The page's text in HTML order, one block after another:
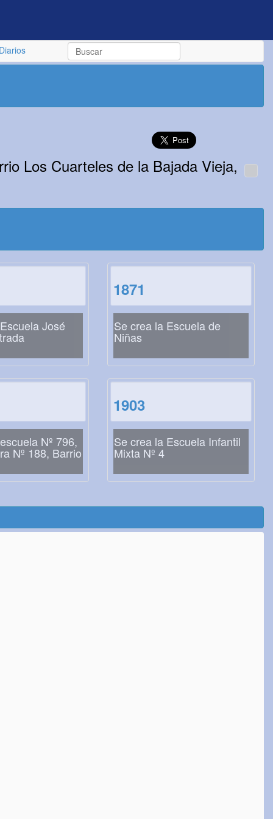
Diarios
Los Cuarteles de la Bajada Vieja,
José
1871
Se crea la Escuela de
Niñas
Nº 796,
Nº 188, Barrio
1903
Se crea la Escuela Infantil
Mixta Nº 4